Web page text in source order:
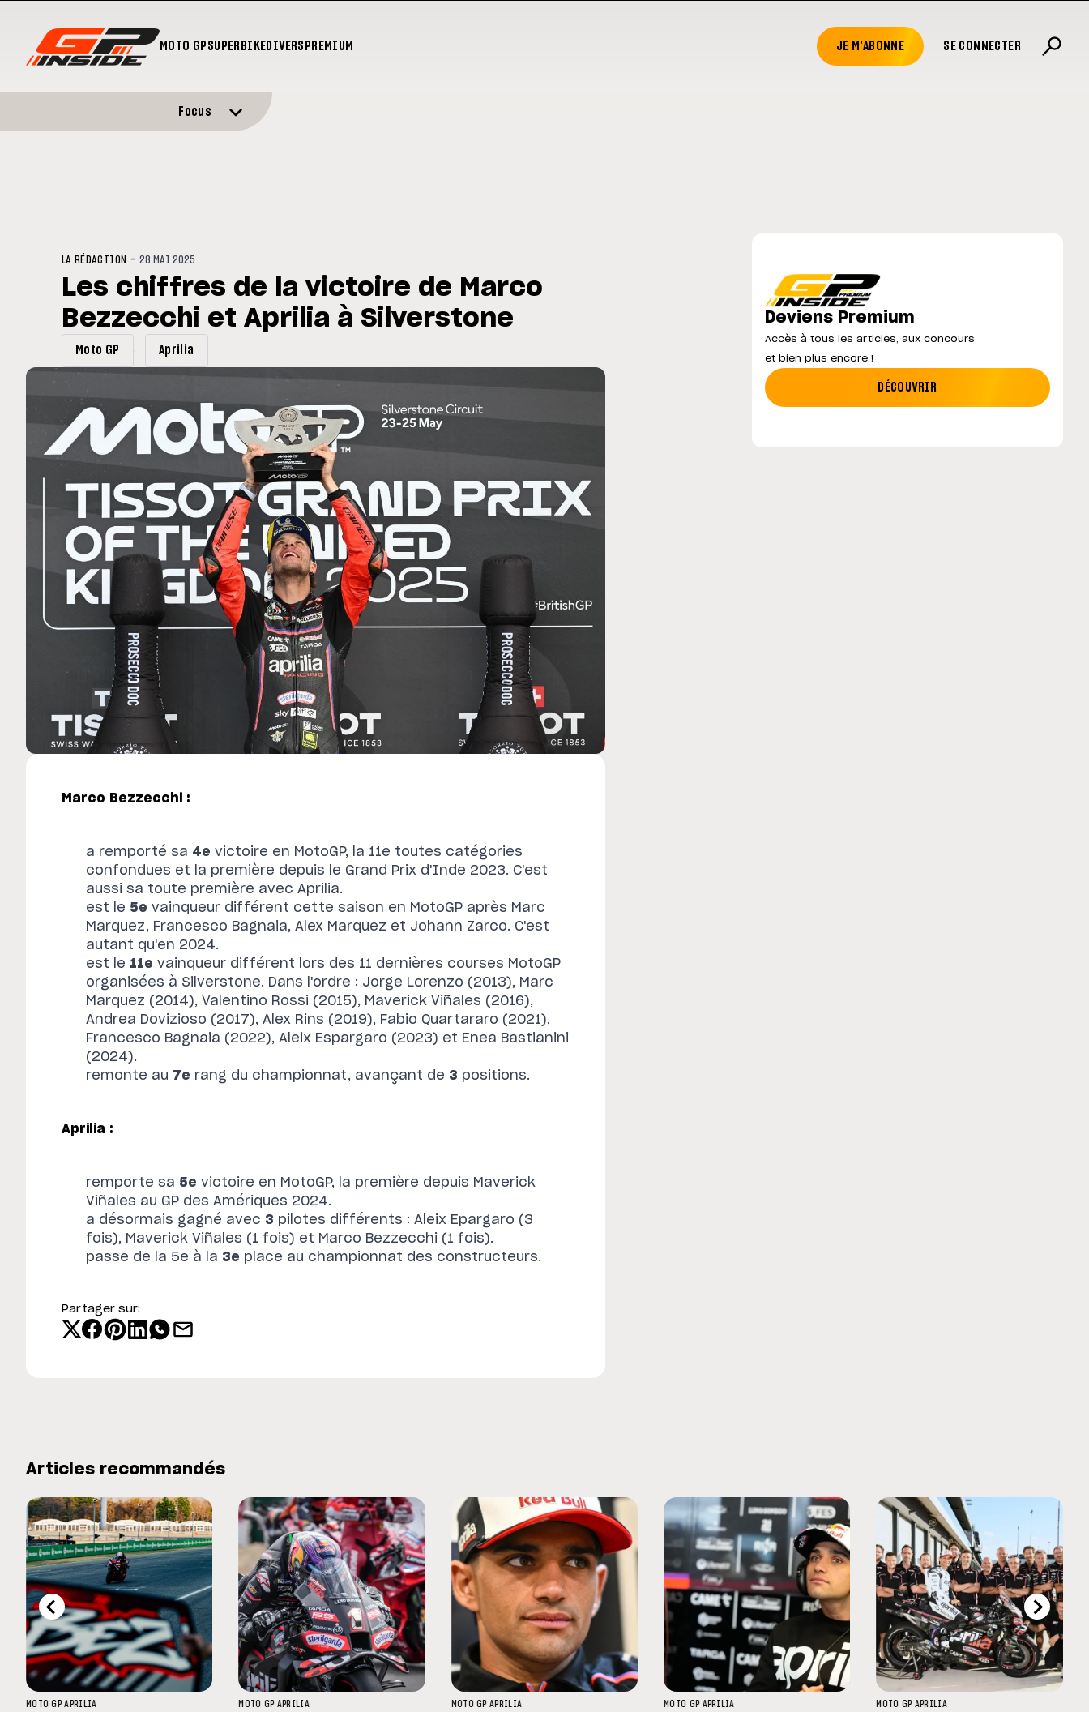
MOTO GPSUPERBIKEDIVERS PREMIUM JE M'ABONNE SE CONNECTER
Silverstone : Horaires et Programme du GP de
Grande-Bretagne
Zarco évite l'opération et vise un retour en
MotoGP : les cinq constructeurs signent un
Focus
LA RÉDACTION -28 MAI 2025
Les chiffres de la victoire de Marco
Bezzecchi et Aprilia à Silverstone
Moto GP Aprilia
Marco Bezzecchi :
a remporté sa 4e victoire en MotoGP, la 11e toutes catégories
confondues et la première depuis le Grand Prix d'Inde 2023. C'est
aussi sa toute première avec Aprilia.
est le 5evainqueur différent cette saison en MotoGP après Marc
Marquez, Francesco Bagnaia, Alex Marquez et Johann Zarco. C'est
autant qu'en 2024.
est le 11e vainqueur différent lors des 11 dernières courses MotoGP
organisées à Silverstone. Dans l'ordre : Jorge Lorenzo (2013), Marc
Marquez (2014), Valentino Rossi (2015), Maverick Viñales (2016),
Andrea Dovizioso (2017), Alex Rins (2019), Fabio Quartararo (2021),
Francesco Bagnaia (2022), Aleix Espargaro (2023) et Enea Bastianini
(2024).
remonte au 7e rang du championnat, avançant de 3 positions.
Aprilia :
remporte sa 5e victoire en MotoGP, la première depuis Maverick
Viñales au GP des Amériques 2024.
a désormais gagné avec 3 pilotes différents : Aleix Epargaro (3
fois), Maverick Viñales (1 fois) et Marco Bezzecchi (1 fois).
passe de la 5e à la 3e place au championnat des constructeurs.
Partager sur:
Deviens Premium
Accès à tous les articles, aux concours
et bien plus encore !
DÉCOUVRIR
Articles recommandés
MOTO GP APRILIA
MOTO GP APRILIA
MOTO GP APRILIA
MOTO GP APRILIA
MOTO GP APRILIA